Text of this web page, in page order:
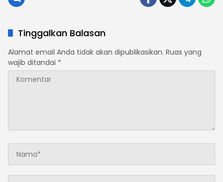
Tinggalkan Balasan
Alamat email Anda tidak akan dipublikasikan. Ruas yang
wajib ditandai *